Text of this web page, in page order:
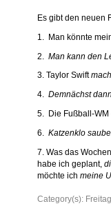
Es gibt den neuen
1. Man könnte
2. Man kann den
3. Taylor Swift
4. Demnächst
5. Die Fußball-WM
6. Katzenklo
7. Was das
habe ich geplant,
möchte ich meine
Category(s):